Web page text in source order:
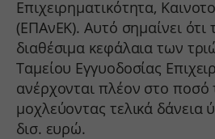
Επιχειρηματικότητα,
(ΕΠΑνΕΚ). Αυτό σημαίνει ότι
διαθέσιμα κεφάλαια των
Ταμείου Εγγυοδοσίας
ανέρχονται πλέον στο ποσό
μοχλεύοντας τελικά
δισ. ευρώ.